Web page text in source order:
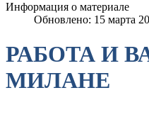
Информация о материале
Обновлено: 15 марта
РАБОТА И
МИЛАНЕ